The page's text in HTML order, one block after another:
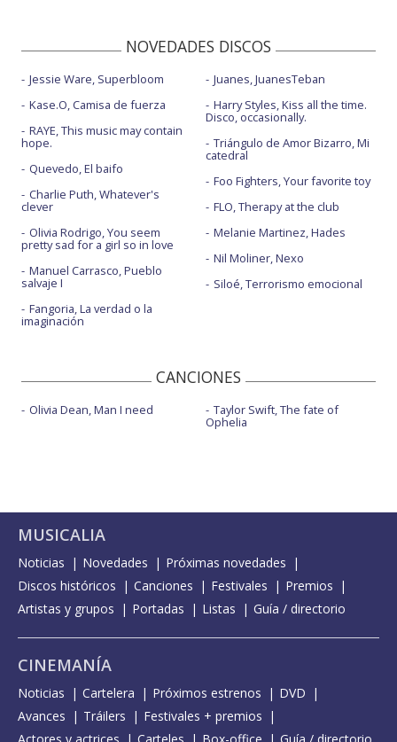
NOVEDADES DISCOS
Jessie Ware, Superbloom
Kase.O, Camisa de fuerza
RAYE, This music may contain
hope.
Quevedo, El baifo
Charlie Puth, Whatever's
clever
Olivia Rodrigo, You seem
pretty sad for a girl so in love
Manuel Carrasco, Pueblo
salvaje I
Fangoria, La verdad o la
imaginación
Juanes, JuanesTeban
Harry Styles, Kiss all the time.
Disco, occasionally.
Triángulo de Amor Bizarro, Mi
catedral
Foo Fighters, Your favorite toy
FLO, Therapy at the club
Melanie Martinez, Hades
Nil Moliner, Nexo
Siloé, Terrorismo emocional
CANCIONES
Olivia Dean, Man I need Taylor Swift, The fate of
Ophelia
MUSICALIA
Noticias Novedades
Próximas novedades
Discos históricos
Canciones Festivales
Premios
Artistas y grupos
Portadas Listas Guía / directorio
CINEMANÍA
Noticias Cartelera Próximos estrenos
DVD
Avances
Tráilers
Festivales + premios